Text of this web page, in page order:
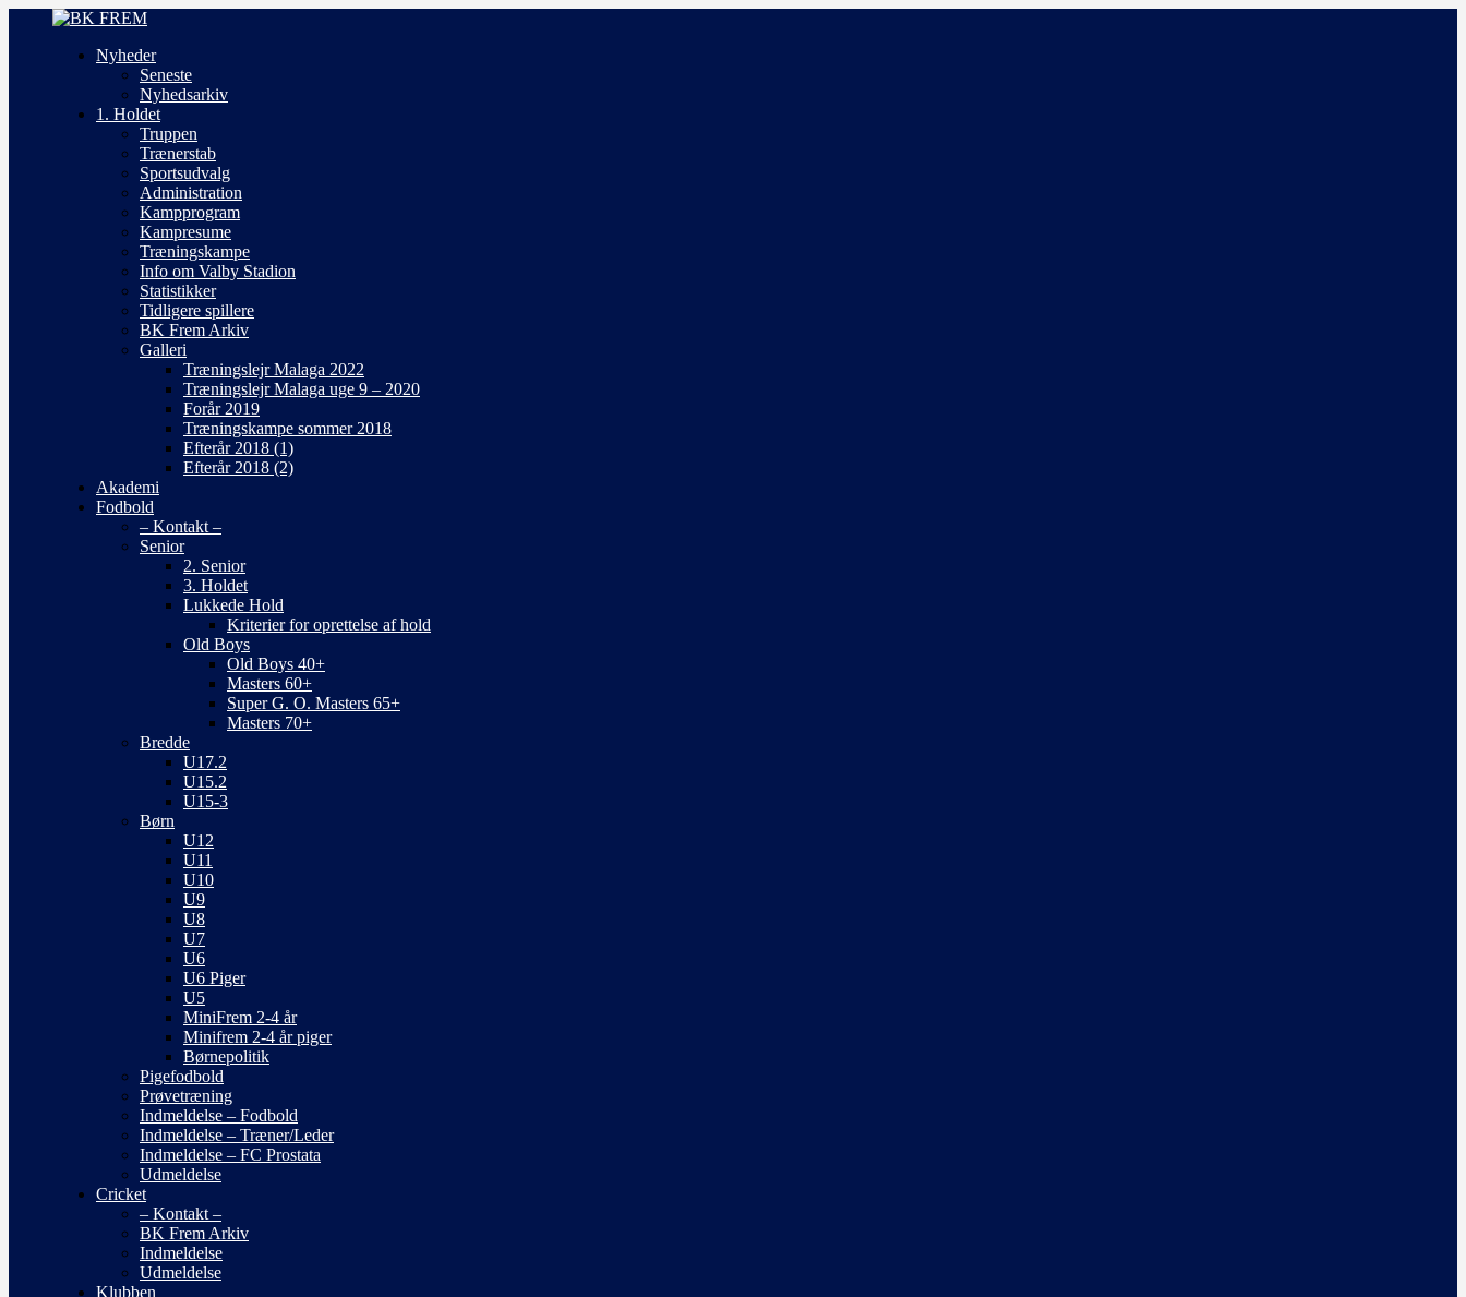
Nyheder
Seneste
Nyhedsarkiv
1. Holdet
Truppen
Trænerstab
Sportsudvalg
Administration
Kampprogram
Kampresume
Træningskampe
Info om Valby Stadion
Statistikker
Tidligere spillere
BK Frem Arkiv
Galleri
Træningslejr Malaga 2022
Træningslejr Malaga uge 9 – 2020
Forår 2019
Træningskampe sommer 2018
Efterår 2018 (1)
Efterår 2018 (2)
Akademi
Fodbold
– Kontakt –
Senior
2. Senior
3. Holdet
Lukkede Hold
Kriterier for oprettelse af hold
Old Boys
Old Boys 40+
Masters 60+
Super G. O. Masters 65+
Masters 70+
Bredde
U17.2
U15.2
U15-3
Børn
U12
U11
U10
U9
U8
U7
U6
U6 Piger
U5
MiniFrem 2-4 år
Minifrem 2-4 år piger
Børnepolitik
Pigefodbold
Prøvetræning
Indmeldelse – Fodbold
Indmeldelse – Træner/Leder
Indmeldelse – FC Prostata
Udmeldelse
Cricket
– Kontakt –
BK Frem Arkiv
Indmeldelse
Udmeldelse
Klubben